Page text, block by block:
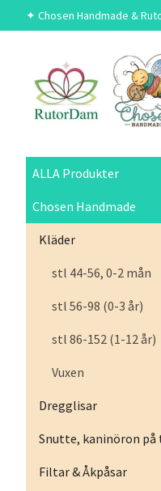
✦ Chosen Handmade &
ALLA Produkter
Chosen Handmade
Kläder
stl 44-56, 0-2 mån
stl 56-98 (0-3 år)
stl 86-152 (1-12 år)
Vuxen
Dregglisar
Snutte, kaninöron på
Filtar & Åkpåsar